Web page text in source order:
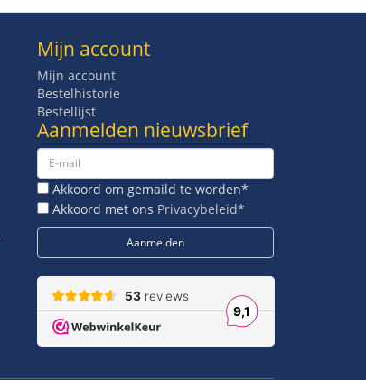
Mijn account
Mijn account
Bestelhistorie
Bestellijst
Aanmelden nieuwsbrief
Akkoord om gemaild te worden*
Akkoord met ons Privacybeleid*